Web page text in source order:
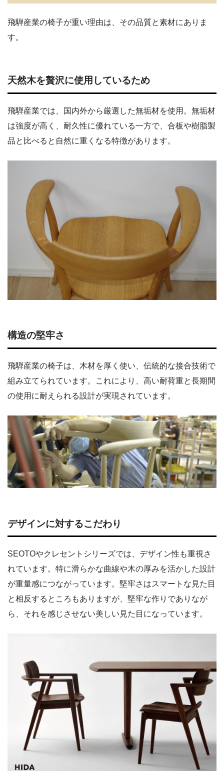
飛騨産業の椅子が重い理由は、その品質と素材にありま
す。
天然木を贅沢に使用しているため
飛騨産業では、国内外から厳選した無垢材を使用。無垢材
は強度が高く、耐久性に優れている一方で、合板や樹脂製
品と比べると自然に重くなる特徴があります。
構造の堅牢さ
飛騨産業の椅子は、木材を厚く使い、伝統的な接合技術で
組み立てられています。これにより、高い耐荷重と長期間
の使用に耐えられる設計が実現されています。
デザインに対するこだわり
SEOTOやクレセントシリーズでは、デザイン性も重視さ
れています。特に滑らかな曲線や木の厚みを活かした設計
が重量感につながっています。堅牢さはスマートな見た目
と相反するところもありますが、堅牢な作りでありなが
ら、それを感じさせない美しい見た目になっています。